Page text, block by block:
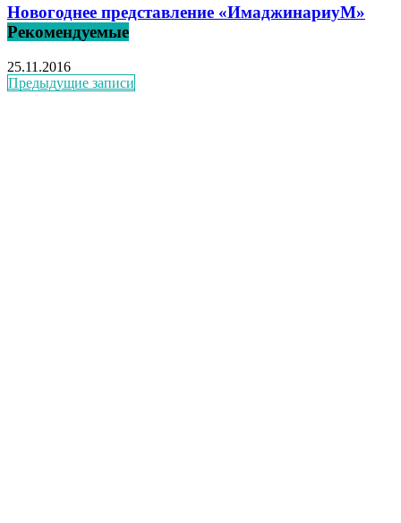
Новогоднее представление «ИмаджинариуМ»
Рекомендуемые
25.11.2016
Предыдущие записи